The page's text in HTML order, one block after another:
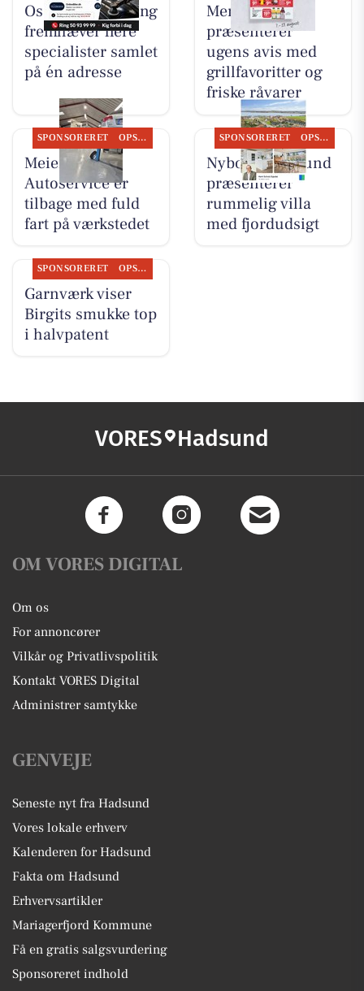
Oscar Biludlejning
fremhæver flere
specialister samlet
på én adresse
Meny Als
præsenterer
ugens avis med
grillfavoritter og
friske råvarer
SPONSORERET OPSLAGSTAVLEN
Meiers
Autoservice er
tilbage med fuld
fart på værkstedet
SPONSORERET OPSLAGSTAVLEN
Nybolig Hadsund
præsenterer
rummelig villa
med fjordudsigt
SPONSORERET OPSLAGSTAVLEN
Garnværk viser
Birgits smukke top
i halvpatent
VORES Hadsund
OM VORES DIGITAL
Om os
For annoncører
Vilkår og Privatlivspolitik
Kontakt VORES Digital
Administrer samtykke
GENVEJE
Seneste nyt fra Hadsund
Vores lokale erhverv
Kalenderen for Hadsund
Fakta om Hadsund
Erhvervsartikler
Mariagerfjord Kommune
Få en gratis salgsvurdering
Sponsoreret indhold